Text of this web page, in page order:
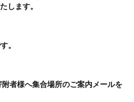
します。
。
者様へ集合場所のご案内メールを